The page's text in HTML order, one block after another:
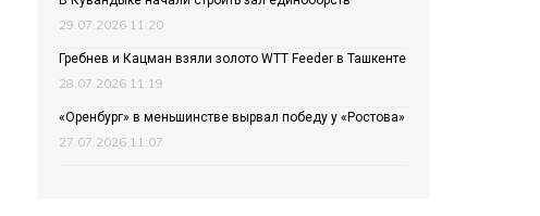
29.07.2026 11:20
Гребнев и Кацман взяли золото WTT Feeder в Ташкенте
28.07.2026 11:19
«Оренбург» в меньшинстве вырвал победу у «Ростова»
27.07.2026 11:07